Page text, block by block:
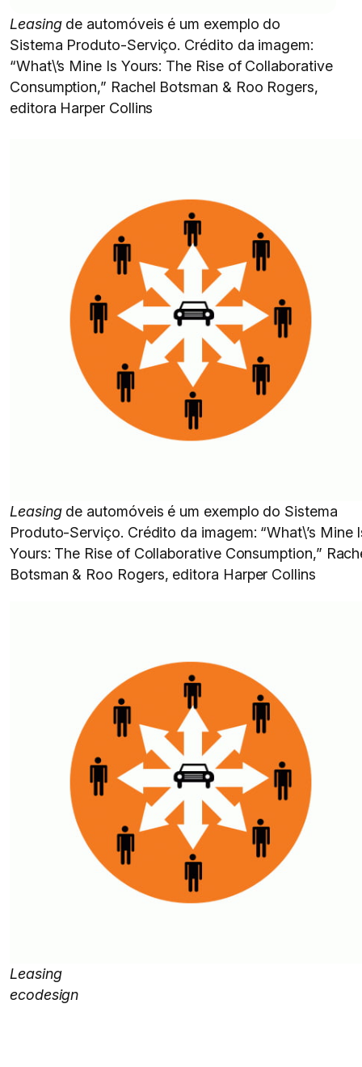
Leasingde automóveis é um exemplo do
Sistema Produto-Serviço. Crédito da imagem:
“What\’s Mine Is Yours: The Rise of Collaborative
Consumption,” Rachel Botsman & Roo Rogers,
editora Harper Collins
Leasingde automóveis é um exemplo do Sistema
Produto-Serviço. Crédito da imagem: “What\’s Mine
Yours: The Rise of Collaborative Consumption,”
Botsman & Roo Rogers, editora Harper Collins
Leasing
ecodesign